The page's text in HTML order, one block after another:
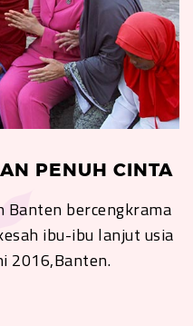
PENUH CINTA
Banten bercengkrama
ibu-ibu lanjut usia
2016,Banten.